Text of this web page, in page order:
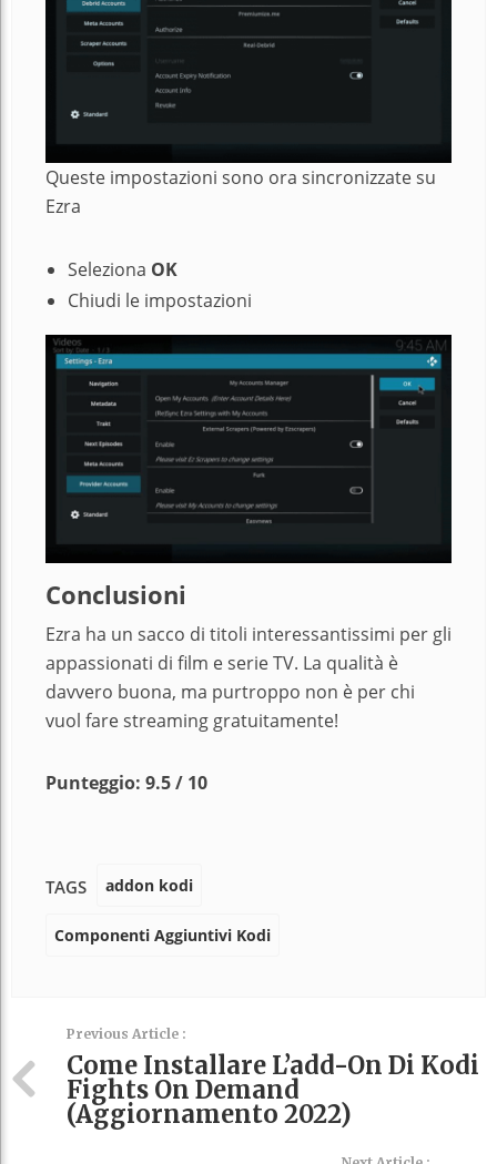
Queste impostazioni sono ora sincronizzate su
Ezra
Seleziona OK
Chiudi le impostazioni
Conclusioni
Ezra ha un sacco di titoli interessantissimi per gli
appassionati di film e serie TV. La qualità è
davvero buona, ma purtroppo non è per chi
vuol fare streaming gratuitamente!
Punteggio: 9.5 / 10
TAGS addon kodi
Componenti Aggiuntivi Kodi
Previous Article :
Come Installare L’add-On Di Kodi
Fights On Demand
(aggiornamento 2022)